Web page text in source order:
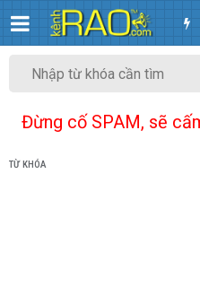
Đừng cố SPAM, sẽ
TỪ KHÓA